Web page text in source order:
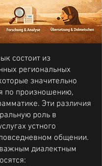
состоит из
региональных
значительно
по произношению,
Эти различия
роль в
устного
общении.
диалектным